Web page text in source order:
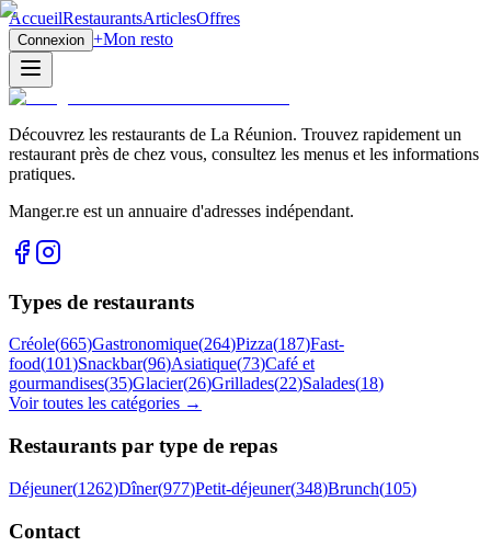
AccueilRestaurantsArticlesOffres
Connexion +Mon resto
Découvrez les restaurants de La Réunion. Trouvez rapidement un
restaurant près de chez vous, consultez les menus et les informations
pratiques.
Manger.re est un annuaire d'adresses indépendant.
Types de restaurants
Créole(665)Gastronomique(264)Pizza(187)Fast-
food(101)Snackbar(96)Asiatique(73)Café et
gourmandises(35)Glacier(26)Grillades(22)Salades(18)
Voir toutes les catégories →
Restaurants par type de repas
Déjeuner(1262)Dîner(977)Petit-déjeuner(348)Brunch(105)
Contact